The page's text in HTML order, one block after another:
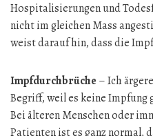
Hospitalisierungen und
nicht im gleichen Mass
weist darauf hin, dass die
Impfdurchbrüche – Ich
Begriff, weil es keine
Bei älteren Menschen oder
Patienten ist es ganz normal,